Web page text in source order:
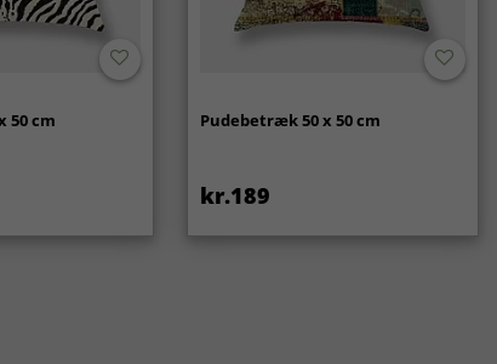
50 cm Pudebetræk 50 x 50 cm
kr.189